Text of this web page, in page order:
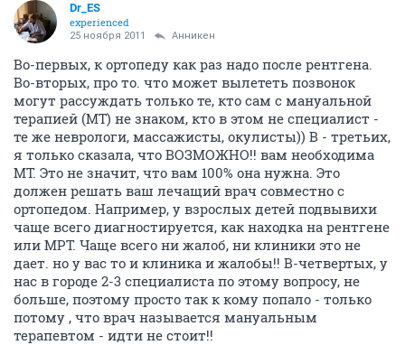
Dr_ES
experienced
25 ноября 2011 Анникен
Во-первых, к ортопеду как раз надо после рентгена.
Во-вторых, про то. что может вылететь позвонок
могут рассуждать только те, кто сам с мануальной
терапией (МТ) не знаком, кто в этом не специалист -
те же неврологи, массажисты, окулисты)) В - третьих,
я только сказала, что ВОЗМОЖНО!! вам необходима
МТ. Это не значит, что вам 100% она нужна. Это
должен решать ваш лечащий врач совместно с
ортопедом. Например, у взрослых детей подвывихи
чаще всего диагностируется, как находка на рентгене
или МРТ. Чаще всего ни жалоб, ни клиники это не
дает. но у вас то и клиника и жалобы!! В-четвертых, у
нас в городе 2-3 специалиста по этому вопросу, не
больше, поэтому просто так к кому попало - только
потому , что врач называется мануальным
терапевтом - идти не стоит!!